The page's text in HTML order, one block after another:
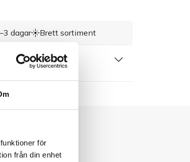
för
från din enhet
dagar Brett sortiment